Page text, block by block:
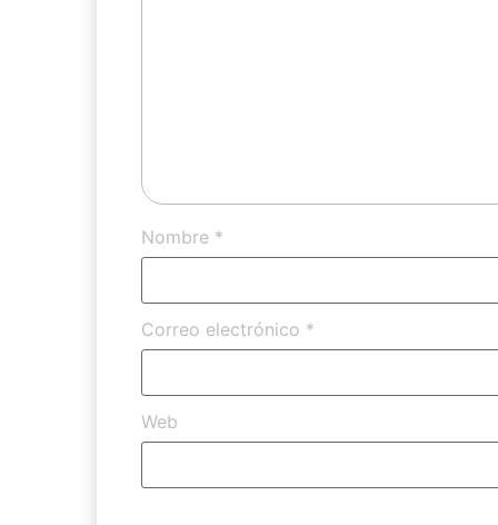
Nombre *
Correo electrónico *
Web